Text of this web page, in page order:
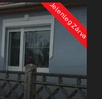
Jelenleg Zárva